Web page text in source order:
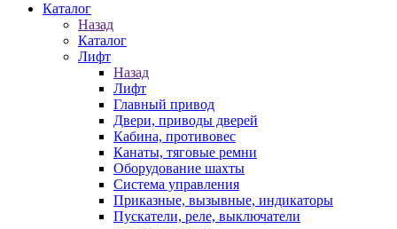
Каталог
Назад
Каталог
Лифт
Назад
Лифт
Главный привод
Двери, приводы дверей
Кабина, противовес
Канаты, тяговые ремни
Оборудование шахты
Система управления
Приказные, вызывные, индикаторы
Пускатели, реле, выключатели